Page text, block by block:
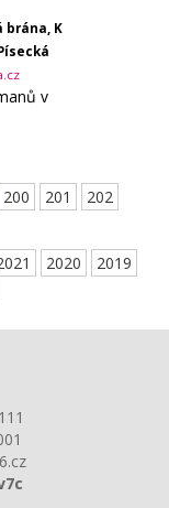
brána, K
v
200 201
202
2020
2019